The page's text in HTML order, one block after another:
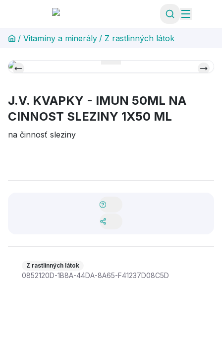
/ Vitamíny a minerály / Z rastlinných látok
J.V. KVAPKY - IMUN 50ML NA
CINNOST SLEZINY 1X50 ML
na činnosť sleziny
Z rastlinných látok
0852120D-1B8A-44DA-8A65-F41237D08C5D